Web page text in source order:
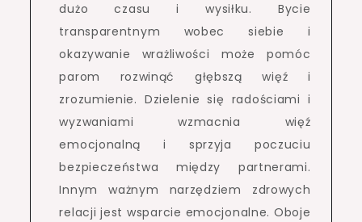
dużo czasu i wysiłku. Bycie
transparentnym wobec siebie i
okazywanie wrażliwości może pomóc
parom rozwinąć głębszą więź i
zrozumienie. Dzielenie się radościami i
wyzwaniami wzmacnia więź
emocjonalną i sprzyja poczuciu
bezpieczeństwa między partnerami.
Innym ważnym narzędziem zdrowych
relacji jest wsparcie emocjonalne. Oboje